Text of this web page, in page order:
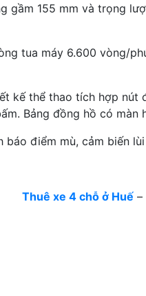
gầm 155 mm và trọng
tua máy 6.600 vòng/
kế thể thao tích hợp nút
Bảng đồng hồ có màn
điểm mù, cảm biến
Thuê xe 4 chỗ ở Huế –